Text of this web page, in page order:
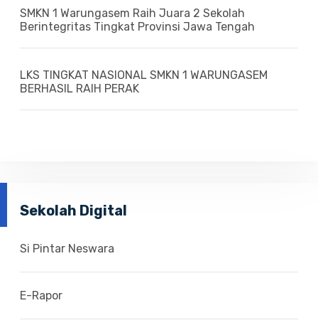
SMKN 1 Warungasem Raih Juara 2 Sekolah
Berintegritas Tingkat Provinsi Jawa Tengah
LKS TINGKAT NASIONAL SMKN 1 WARUNGASEM
BERHASIL RAIH PERAK
Sekolah Digital
Si Pintar Neswara
E-Rapor